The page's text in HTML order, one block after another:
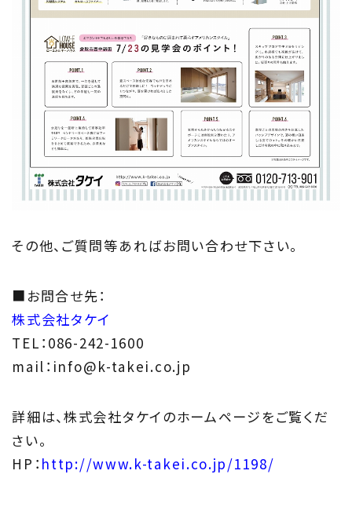
その他、ご質問等あればお問い合わせ下さい。
■お問合せ先：
株式会社タケイ
TEL：086-242-1600
mail：info@k-takei.co.jp
詳細は、株式会社タケイのホームページをご覧くだ
さい。
HP： http://www.k-takei.co.jp/1198/